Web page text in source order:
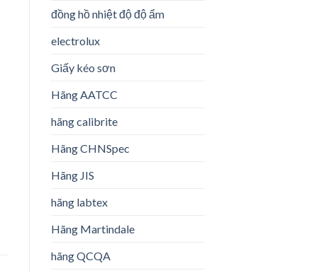
đồng hồ nhiệt độ độ ẩm
electrolux
Giấy kéo sơn
Hãng AATCC
hãng calibrite
Hãng CHNSpec
Hãng JIS
hãng labtex
Hãng Martindale
hãng QCQA